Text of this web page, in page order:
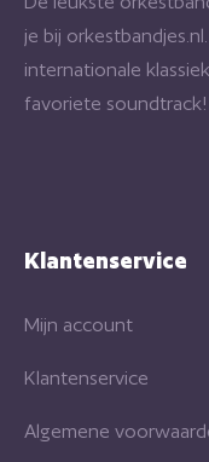
je bij
internationale
favoriete soundtrack!
Klantenservice
Mijn account
Klantenservice
Algemene